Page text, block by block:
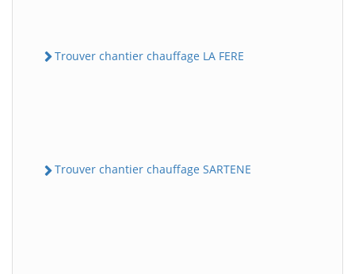
Trouver chantier chauffage LA FERE
Trouver chantier chauffage SARTENE